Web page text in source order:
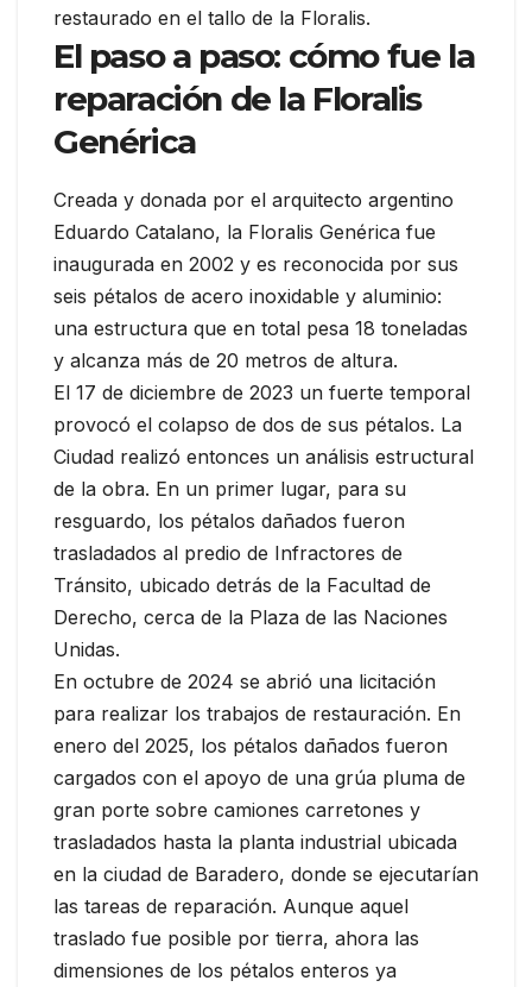
restaurado en el tallo de la Floralis.
El paso a paso: cómo fue la
reparación de la Floralis
Genérica
Creada y donada por el arquitecto argentino
Eduardo Catalano, la Floralis Genérica fue
inaugurada en 2002 y es reconocida por sus
seis pétalos de acero inoxidable y aluminio:
una estructura que en total pesa 18 toneladas
y alcanza más de 20 metros de altura.
El 17 de diciembre de 2023 un fuerte temporal
provocó el colapso de dos de sus pétalos. La
Ciudad realizó entonces un análisis estructural
de la obra. En un primer lugar, para su
resguardo, los pétalos dañados fueron
trasladados al predio de Infractores de
Tránsito, ubicado detrás de la Facultad de
Derecho, cerca de la Plaza de las Naciones
Unidas.
En octubre de 2024 se abrió una licitación
para realizar los trabajos de restauración. En
enero del 2025, los pétalos dañados fueron
cargados con el apoyo de una grúa pluma de
gran porte sobre camiones carretones y
trasladados hasta la planta industrial ubicada
en la ciudad de Baradero, donde se ejecutarían
las tareas de reparación. Aunque aquel
traslado fue posible por tierra, ahora las
dimensiones de los pétalos enteros ya